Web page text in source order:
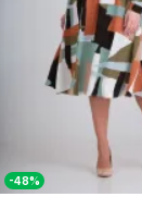
-48%